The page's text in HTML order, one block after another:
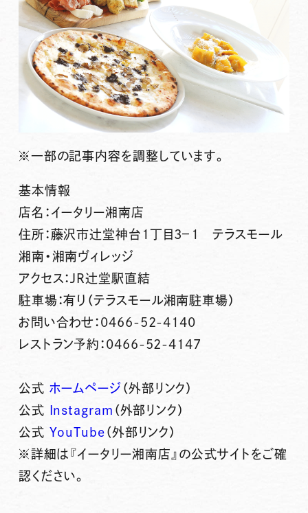
※一部の記事内容を調整しています。
基本情報
店名：イータリー湘南店
住所：藤沢市辻堂神台1丁目3−1 テラスモール
湘南・湘南ヴィレッジ
アクセス：JR辻堂駅直結
駐車場：有り（テラスモール湘南駐車場）
お問い合わせ：0466-52-4140
レストラン予約：0466-52-4147
公式 ホームページ （外部リンク）
公式
Instagram （外部リンク）
公式 YouTube （外部リンク）
※詳細は『イータリー湘南店』の公式サイトをご確
認ください。